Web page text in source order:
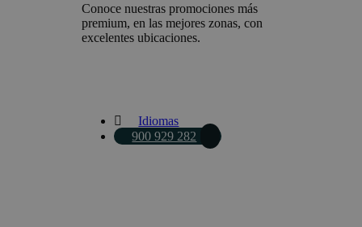
Conoce nuestras promociones más
premium, en las mejores zonas, con
excelentes ubicaciones.
Idiomas
900 929 282